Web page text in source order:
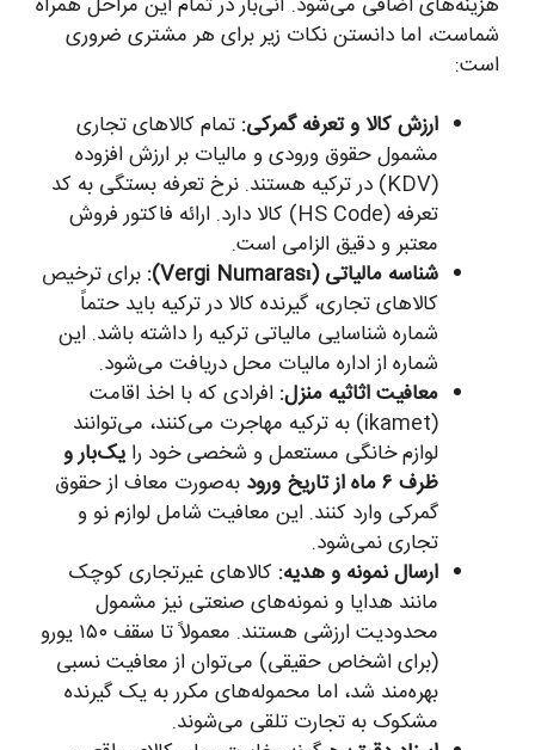
شماست، اما دانستن نکات زیر برای هر مشتری ضروری
است:
ارزش کالا و تعرفه گمرکی: تمام کالاهای تجاری
مشمول حقوق ورودی و مالیات بر ارزش افزوده
(KDV) در ترکیه هستند. نرخ تعرفه بستگی به کد
تعرفه (HS Code) کالا دارد. ارائه فاکتور فروش
معتبر و دقیق الزامی است.
شناسه مالیاتی (Vergi Numarası):
برای ترخیص
کالاهای تجاری، گیرنده کالا در ترکیه باید حتماً
شماره شناسایی مالیاتی ترکیه را داشته باشد. این
شماره از اداره مالیات محل دریافت می‌شود.
معافیت اثاثیه منزل: افرادی که با اخذ اقامت
(ikamet) به ترکیه مهاجرت می‌کنند، می‌توانند
لوازم خانگی مستعمل و شخصی خود رایک‌بار و
ظرف ۶ ماه از تاریخ ورود
به‌صورت معاف از حقوق
گمرکی وارد کنند. این معافیت شامل لوازم نو و
تجاری نمی‌شود.
ارسال نمونه و هدیه: کالاهای غیرتجاری کوچک
مانند هدایا و نمونه‌های صنعتی نیز مشمول
محدودیت ارزشی هستند. معمولاً تا سقف ۱۵۰ یورو
(برای اشخاص حقیقی) می‌توان از معافیت نسبی
بهره‌مند شد، اما محموله‌های مکرر به یک گیرنده
مشکوک به تجارت تلقی می‌شوند.